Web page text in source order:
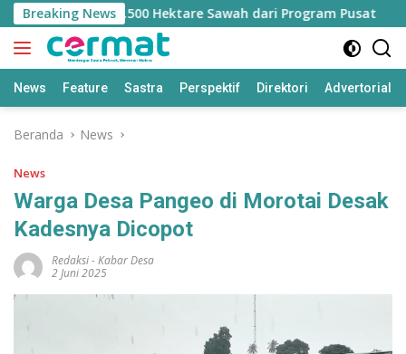
Langsung
ke
konten
Breaking News
Jatah 7.500 Hektare Sawah dari Program Pusat
News Feature Sastra Perspektif Direktori Advertorial
Beranda News
News
Warga Desa Pangeo di Morotai Desak
Kadesnya Dicopot
Redaksi-Kabar Desa
2 Juni 2025